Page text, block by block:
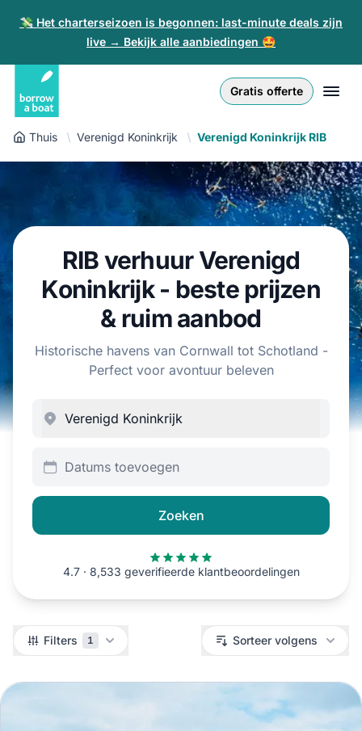
💸 Het charterseizoen is begonnen: last-minute deals zijn
live → Bekijk alle aanbiedingen 🤩
Gratis offerte
Inloggen
Inschrijven
Voor partners
NL EUR
Złoty
English (UK)
Nederlands
Español
Français
Polski
Thuis Verenigd Koninkrijk Verenigd Koninkrijk RIB
RIB verhuur Verenigd
Koninkrijk - beste prijzen
& ruim aanbod
Historische havens van Cornwall tot Schotland -
Perfect voor avontuur beleven
Datums toevoegen
Zoeken
4.7 · 8,533 geverifieerde klantbeoordelingen
Filters Filters 1 Sorteer volgens